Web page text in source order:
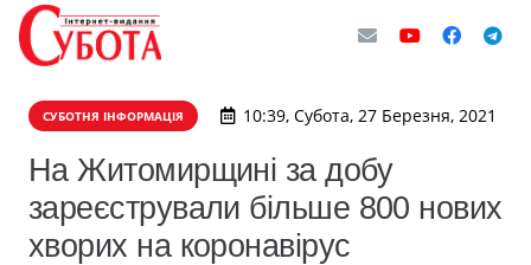
СУБОТНЯ ІНФОРМАЦІЯ 10:39, Субота, 27 Березня, 2021
На Житомирщині за добу
зареєстрували більше 800 нових
хворих на коронавірус